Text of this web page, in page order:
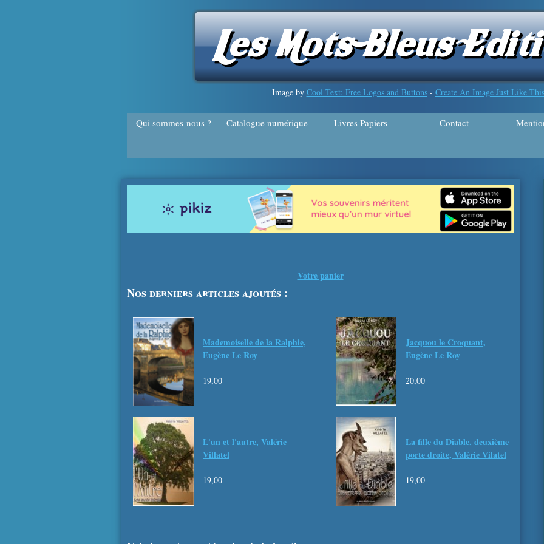
Image by Cool Text: Free Logos and Buttons- Create An Image Just Like This
Qui sommes-nous ?
Qui sommes-nous ? Catalogue numérique
Catalogue numérique Livres Papiers
Livres Papiers Contact
Contact
Votre panier
Nos derniers articles ajoutés :
Mademoiselle de la Ralphie,
Eugène Le Roy
19,00
Jacquou le Croquant,
Eugène Le Roy
20,00
L'un et l'autre, Valérie
Villatel
19,00
La fille du Diable, deuxième
porte droite, Valérie Vilatel
19,00